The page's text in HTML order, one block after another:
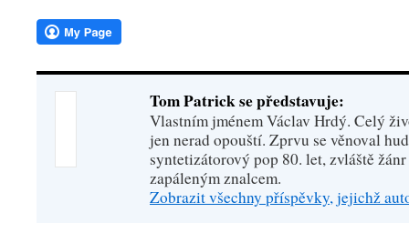
Tom Patrick se představuje:
Vlastním jménem Václav Hrdý. Celý
jen nerad opouští. Zprvu se věnoval
syntetizátorový pop 80. let, zvláště
zapáleným znalcem.
Zobrazit všechny příspěvky, jejichž